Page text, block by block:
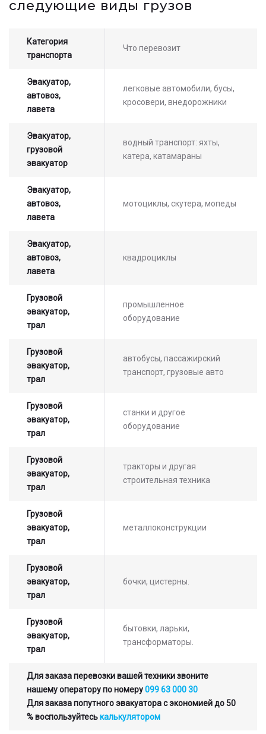
следующие виды грузов
Категория
транспорта
Что перевозит
Эвакуатор,
автовоз,
лавета
легковые автомобили, бусы,
кросовери, внедорожники
Эвакуатор,
грузовой
эвакуатор
водный транспорт: яхты,
катера, катамараны
Эвакуатор,
автовоз,
лавета
мотоциклы, скутера, мопеды
Эвакуатор,
автовоз,
лавета
квадроциклы
Грузовой
эвакуатор,
трал
промышленное
оборудование
Грузовой
эвакуатор,
трал
автобусы, пассажирский
транспорт, грузовые авто
Грузовой
эвакуатор,
трал
станки и другое
оборудование
Грузовой
эвакуатор,
трал
тракторы и другая
строительная техника
Грузовой
эвакуатор,
трал
металлоконструкции
Грузовой
эвакуатор,
трал
бочки, цистерны.
Грузовой
эвакуатор,
трал
бытовки, ларьки,
трансформаторы.
Для заказа перевозки вашей техники звоните
нашему оператору по номеру099 63 000 30
Для заказа попутного эвакуатора с экономией до 50
% воспользуйтеськалькулятором
оператором